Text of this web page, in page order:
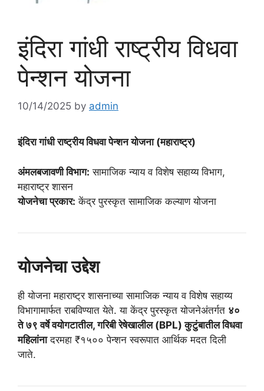
इंदिरा गांधी राष्ट्रीय विधवा
पेन्शन योजना
10/14/2025 by admin
इंदिरा गांधी राष्ट्रीय विधवा पेन्शन योजना (महाराष्ट्र)
अंमलबजावणी विभाग: सामाजिक न्याय व विशेष सहाय्य विभाग,
महाराष्ट्र शासन
योजनेचा प्रकार: केंद्र पुरस्कृत सामाजिक कल्याण योजना
योजनेचा उद्देश
ही योजना महाराष्ट्र शासनाच्या सामाजिक न्याय व विशेष सहाय्य
विभागामार्फत राबविण्यात येते. या केंद्र पुरस्कृत योजनेअंतर्गत ४०
ते ७९ वर्षे वयोगटातील, गरिबी रेषेखालील (BPL) कुटुंबातील विधवा
महिलांनादरमहा ₹१५०० पेन्शन स्वरूपात आर्थिक मदत दिली
जाते.